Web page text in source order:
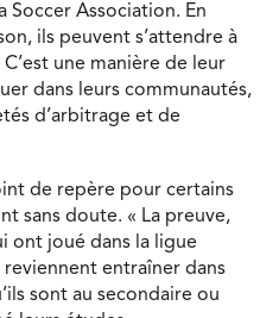
Association. En
ils peuvent s’attendre à
une manière de leur
dans leurs communautés,
d’arbitrage et de
de repère pour certains
sans doute. « La preuve,
ont joué dans la ligue
entraîner dans
sont au secondaire ou